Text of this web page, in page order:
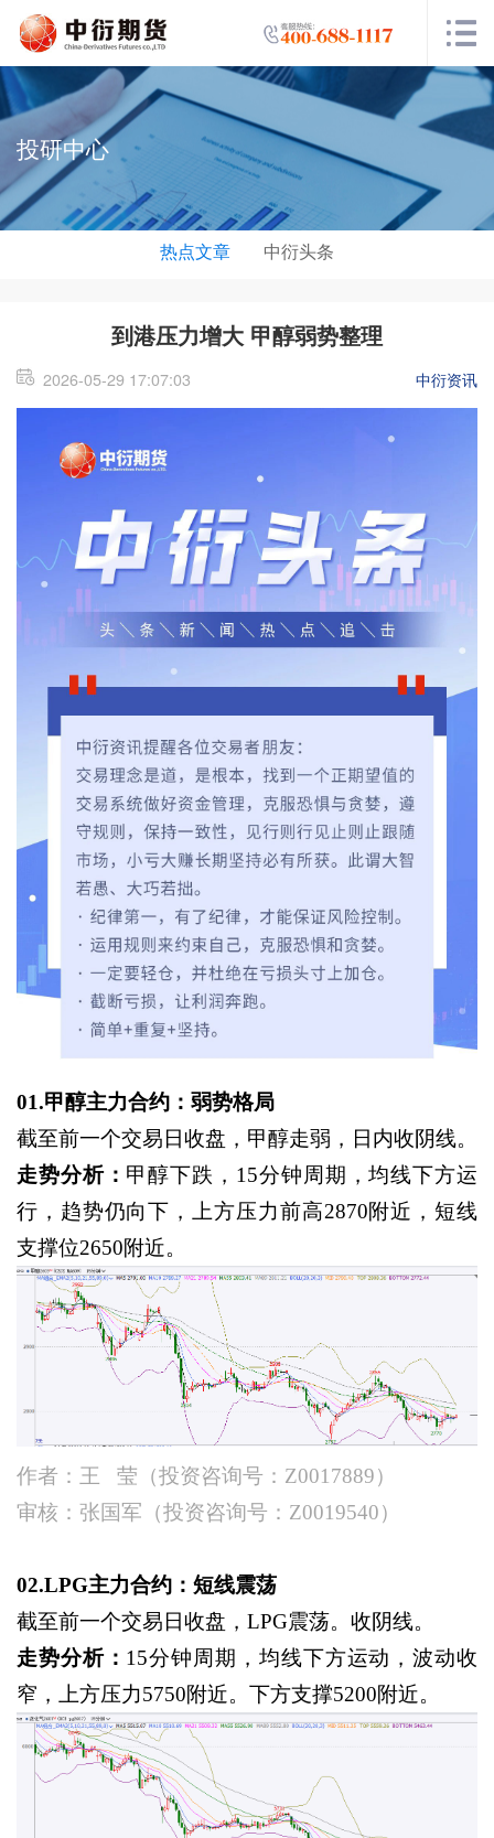
投研中心
热点文章 中衍头条
到港压力增大 甲醇弱势整理
2026-05-29 17:07:03 中衍资讯
01.甲醇主力合约：弱势格局
截至前一个交易日收盘，甲醇走弱，日内收阴线。
走势分析： 甲醇下跌， 15分钟周期，均线下方运
行，趋势仍向下，上方压力前高2870附近，短线
支撑位2650附近。
作者：王
莹（投资咨询号：Z0017889）
审核：张国军（投资咨询号： Z0019540）
02.LPG主力合约：短线震荡
截至前一个交易日收盘， LPG震荡。收阴线。
走势分析： 15分钟周期，均线下方运动，波动收
窄，上方压力5750附近。下方支撑5200附近。